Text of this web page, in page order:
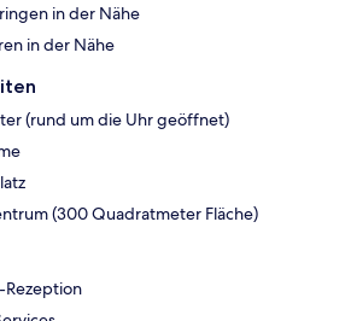
in der Nähe
in der Nähe
(rund um die Uhr geöffnet)
(300 Quadratmeter Fläche)